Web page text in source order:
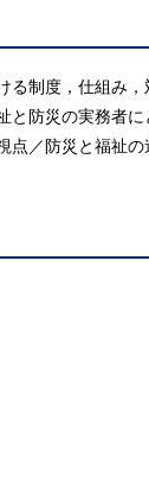
る制度，仕組み
と防災の実務者
点／防災と福祉の